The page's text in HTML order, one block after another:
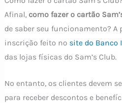
Afinal, como fazer o cartão
de saber seu funcionamento? A
inscrição feito no site do Banco
das lojas físicas do Sam’s Club.
No entanto, os clientes devem
para receber descontos e